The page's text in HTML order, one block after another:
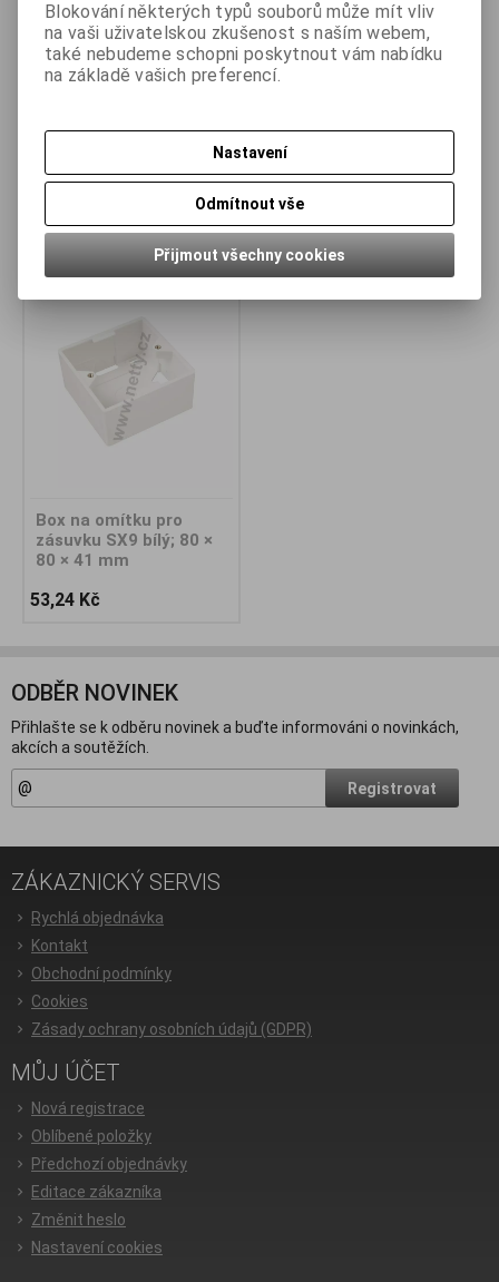
Dotaz na výrobek
Související zboží
Box na omítku pro
zásuvku SX9 bílý; 80 ×
80 × 41 mm
53,24 Kč
ODBĚR NOVINEK
Přihlašte se k odběru novinek a buďte informováni o novinkách,
akcích a soutěžích.
Registrovat
ZÁKAZNICKÝ SERVIS
Rychlá objednávka
Kontakt
Obchodní podmínky
Cookies
Zásady ochrany osobních údajů (GDPR)
MŮJ ÚČET
Nová registrace
Oblíbené položky
Předchozí objednávky
Editace zákazníka
Změnit heslo
Nastavení cookies
Blokování některých typů souborů může mít vliv
na vaši uživatelskou zkušenost s naším webem,
také nebudeme schopni poskytnout vám nabídku
na základě vašich preferencí.
Nastavení
Odmítnout vše
Přijmout všechny cookies